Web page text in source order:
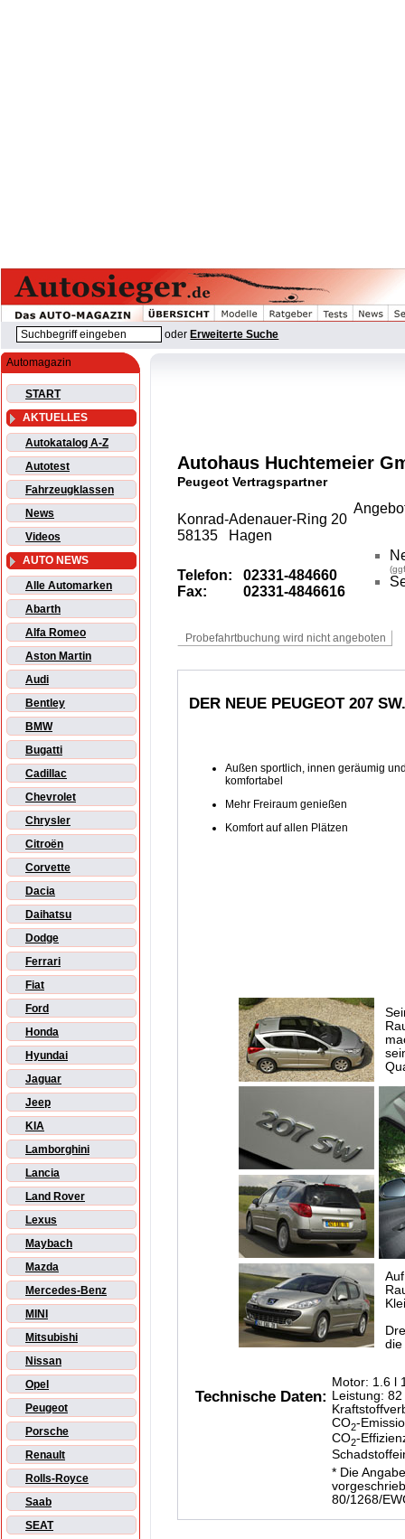
oder Erweiterte Suche
Automagazin
START
AKTUELLES
Autokatalog A-Z
Autotest
Fahrzeugklassen
News
Videos
AUTO NEWS
Alle Automarken
Abarth
Alfa Romeo
Aston Martin
Audi
Bentley
BMW
Bugatti
Cadillac
Chevrolet
Chrysler
Citroën
Corvette
Dacia
Daihatsu
Dodge
Ferrari
Fiat
Ford
Honda
Hyundai
Jaguar
Jeep
KIA
Lamborghini
Lancia
Land Rover
Lexus
Maybach
Mazda
Mercedes-Benz
MINI
Mitsubishi
Nissan
Opel
Peugeot
Porsche
Renault
Rolls-Royce
Saab
SEAT
Autohaus Huchtemeier
Peugeot Vertragspartner
Konrad-Adenauer-Ring 20
58135 Hagen
Telefon: 02331-484660
Fax:
02331-4846616
DER NEUE PEUGEOT 207
Außen sportlich, innen geräumig
komfortabel
Mehr Freiraum genießen
Komfort auf allen Plätzen
die
Technische Daten:
Motor: 1.6 l
Leistung:
CO2-
CO2-
* Die
80/1268/